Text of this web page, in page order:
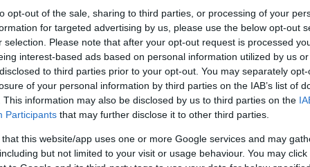
opt-out of the sale, sharing to third parties, or processing of your
for targeted advertising by us, please use the below opt-out
selection. Please note that after your opt-out request is processed
interest-based ads based on personal information utilized by us
to third parties prior to your opt-out. You may separately
of your personal information by third parties on the IAB’s list of
This information may also be disclosed by us to third parties on the
Participants that may further disclose it to other third parties.
that this website/app uses one or more Google services and may
but not limited to your visit or usage behaviour. You may
la pequeña nación balcánica de
en un popular destino turístico.
y sus ciudades históricas de postal
cada año, si a esto le añadimos un
de practicar actividades como el
de extrañar que el turismo sea el motor de